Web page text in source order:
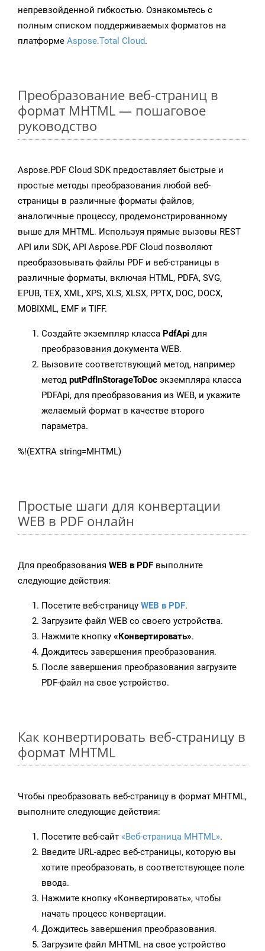
непревзойденной гибкостью. Ознакомьтесь с
полным списком поддерживаемых форматов на
платформе Aspose.Total Cloud.
Преобразование веб-страниц в
формат MHTML — пошаговое
руководство
Aspose.PDF Cloud SDK предоставляет быстрые и
простые методы преобразования любой веб-
страницы в различные форматы файлов,
аналогичные процессу, продемонстрированному
выше для MHTML. Используя прямые вызовы REST
API или SDK, API Aspose.PDF Cloud позволяют
преобразовывать файлы PDF и веб-страницы в
различные форматы, включая HTML, PDFA, SVG,
EPUB, TEX, XML, XPS, XLS, XLSX, PPTX, DOC, DOCX,
MOBIXML, EMF и TIFF.
Создайте экземпляр класса PdfApi для
преобразования документа WEB.
Вызовите соответствующий метод, например
метод putPdfInStorageToDoc экземпляра класса
PDFApi, для преобразования из WEB, и укажите
желаемый формат в качестве второго
параметра.
%!(EXTRA string=MHTML)
Простые шаги для конвертации
WEB в PDF онлайн
Для преобразования WEB в PDF выполните
следующие действия:
Посетите веб-страницу WEB в PDF.
Загрузите файл WEB со своего устройства.
Нажмите кнопку «Конвертировать».
Дождитесь завершения преобразования.
После завершения преобразования загрузите
PDF-файл на свое устройство.
Как конвертировать веб-страницу в
формат MHTML
Чтобы преобразовать веб-страницу в формат MHTML,
выполните следующие действия:
Посетите веб-сайт «Веб-страница MHTML».
Введите URL-адрес веб-страницы, которую вы
хотите преобразовать, в соответствующее поле
ввода.
Нажмите кнопку «Конвертировать», чтобы
начать процесс конвертации.
Дождитесь завершения преобразования.
Загрузите файл MHTML на свое устройство